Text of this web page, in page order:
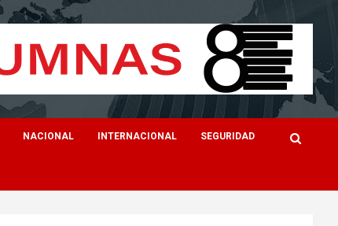
NACIONAL INTERNACIONAL SEGURIDAD